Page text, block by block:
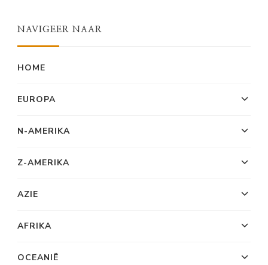
NAVIGEER NAAR
HOME
EUROPA
N-AMERIKA
Z-AMERIKA
AZIE
AFRIKA
OCEANIË